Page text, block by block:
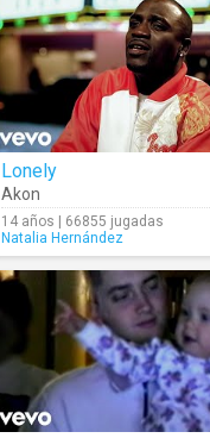
Lonely
Akon
14 años | 66855 jugadas
Natalia Hernández